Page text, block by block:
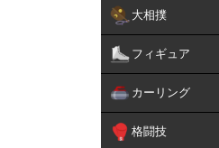
大相撲
フィギュア
カーリング
格闘技